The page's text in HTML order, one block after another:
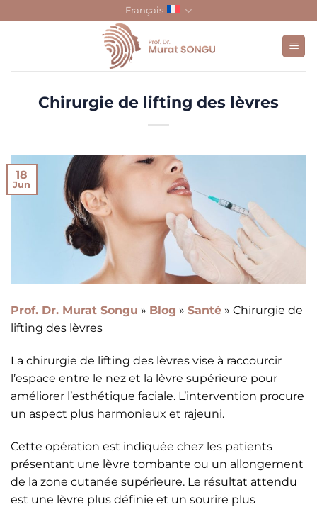
Français
Chirurgie de lifting des lèvres
18
Jun
Prof. Dr. Murat Songu » Blog » Santé » Chirurgie de
lifting des lèvres
La chirurgie de lifting des lèvres vise à raccourcir
l’espace entre le nez et la lèvre supérieure pour
améliorer l’esthétique faciale. L’intervention procure
un aspect plus harmonieux et rajeuni.
Cette opération est indiquée chez les patients
présentant une lèvre tombante ou un allongement
de la zone cutanée supérieure. Le résultat attendu
est une lèvre plus définie et un sourire plus